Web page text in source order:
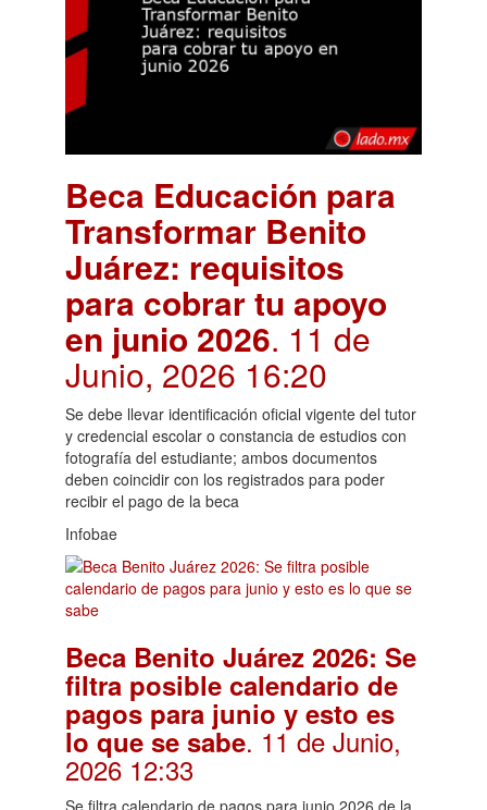
Beca Educación para
Transformar Benito
Juárez: requisitos
para cobrar tu apoyo
en junio 2026. 11 de
Junio, 2026 16:20
Se debe llevar identificación oficial vigente del tutor
y credencial escolar o constancia de estudios con
fotografía del estudiante; ambos documentos
deben coincidir con los registrados para poder
recibir el pago de la beca
Infobae
Beca Benito Juárez 2026: Se
filtra posible calendario de
pagos para junio y esto es
lo que se sabe. 11 de Junio,
2026 12:33
Se filtra calendario de pagos para junio 2026 de la